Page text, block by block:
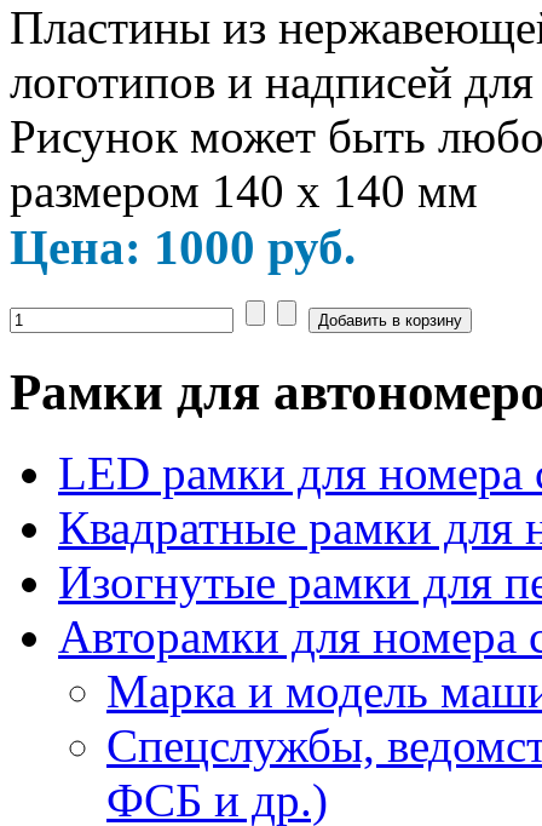
Пластины из
логотипов и надписей
Рисунок может быть
размером 140 х 140 мм
Цена: 1000 руб.
Рамки для
LED рамки для номера
Квадратные рамки
Изогнутые рамки для
Авторамки для номера
Марка и модель
Спецслужбы,
ФСБ и др.)